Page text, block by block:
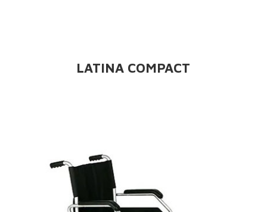
LATINA COMPACT